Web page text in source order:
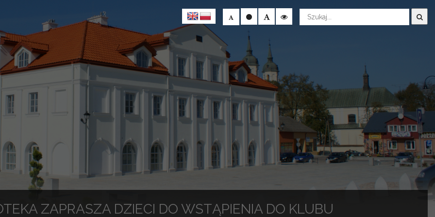
Wyszukaj
ZAPRASZA DZIECI DO WSTĄPIENIA DO KLUBU